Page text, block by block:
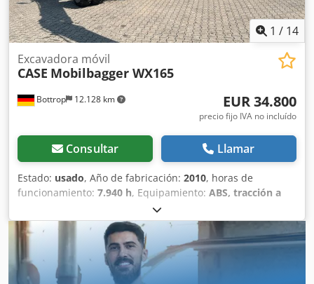
1 / 14
Bottrop 12.128 km
Excavadora móvil
CASE Mobilbagger WX165
EUR 34.800
precio fijo IVA no incluído
Consultar Llamar
Estado: usado, Año de fabricación: 2010, horas de
funcionamiento: 7.940 h, Equipamiento: ABS, tracción a
, MINIESTACIÓN DE EXCAVACIÓN CASE
Tipo: WX165 (Excavadora hidráulica) Número de
homologación: N211 Fabricante del motor: Case Potencia
del motor: 105 kW Horas de funcionamiento: 7940 h Peso
máximo permitido: 18 000 kg Longitud para el transporte:
8,19 m Crjdpfx Aezripceidjf Ancho para el transporte: 1,91